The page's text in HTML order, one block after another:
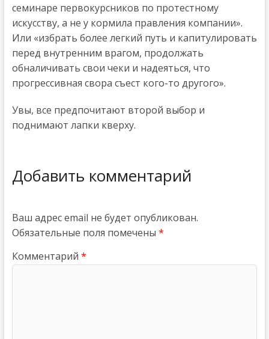
семинаре первокурсников по протестному
искусству, а не у кормила правления компании».
Или «избрать более легкий путь и капитулировать
перед внутренним врагом, продолжать
обналичивать свои чеки и надеяться, что
прогрессивная свора съест кого-то другого».
Увы, все предпочитают второй выбор и
поднимают лапки кверху.
Добавить комментарий
Ваш адрес email не будет опубликован.
Обязательные поля помечены *
Комментарий *